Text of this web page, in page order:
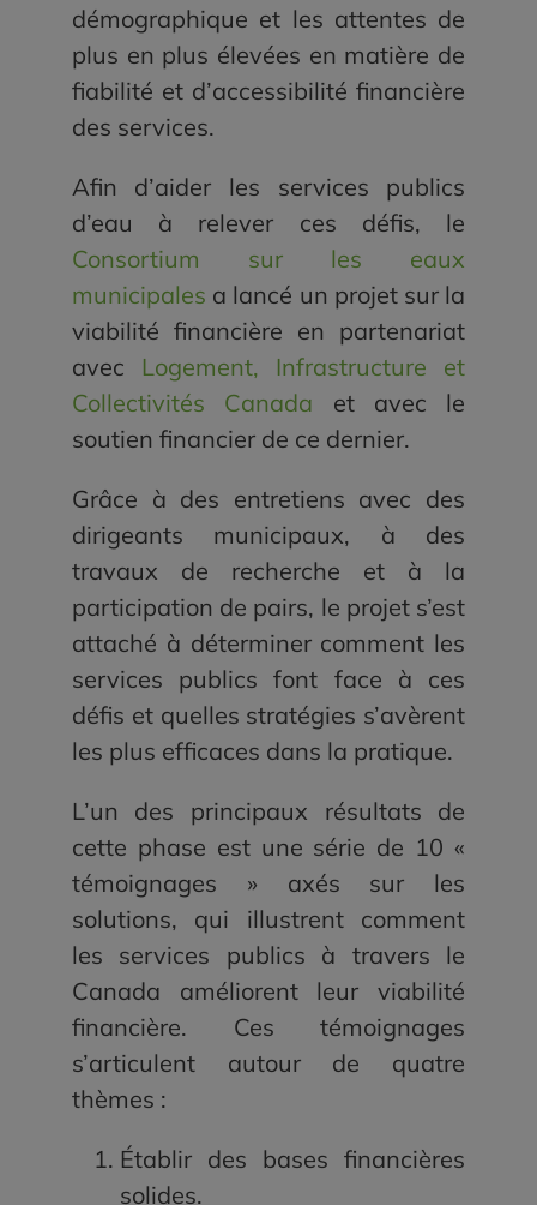
démographique et les attentes de
plus en plus élevées en matière de
fiabilité et d’accessibilité financière
des services.
Afin d’aider les services publics
d’eau à relever ces défis, le
Consortium sur les eaux
municipales a lancé un projet sur la
viabilité financière en partenariat
avec Logement, Infrastructure et
Collectivités Canada et avec le
soutien financier de ce dernier.
Grâce à des entretiens avec des
dirigeants municipaux, à des
travaux de recherche et à la
participation de pairs, le projet s’est
attaché à déterminer comment les
services publics font face à ces
défis et quelles stratégies s’avèrent
les plus efficaces dans la pratique.
L’un des principaux résultats de
cette phase est une série de 10 «
témoignages » axés sur les
solutions, qui illustrent comment
les services publics à travers le
Canada améliorent leur viabilité
financière. Ces témoignages
s’articulent autour de quatre
thèmes :
Établir des bases financières
solides.